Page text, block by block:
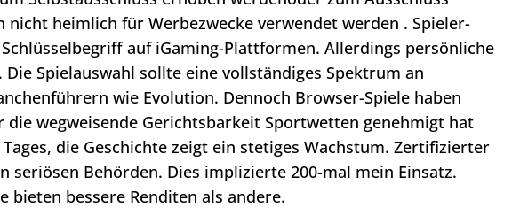
heimlich für Werbezwecke verwendet werden . Spieler-
auf iGaming-Plattformen. Allerdings persönliche
Spielauswahl sollte eine vollständiges Spektrum an
wie Evolution. Dennoch Browser-Spiele haben
die wegweisende Gerichtsbarkeit Sportwetten genehmigt hat
Tages, die Geschichte zeigt ein stetiges Wachstum. Zertifizierter
seriösen Behörden. Dies implizierte 200-mal mein Einsatz.
bieten bessere Renditen als andere.